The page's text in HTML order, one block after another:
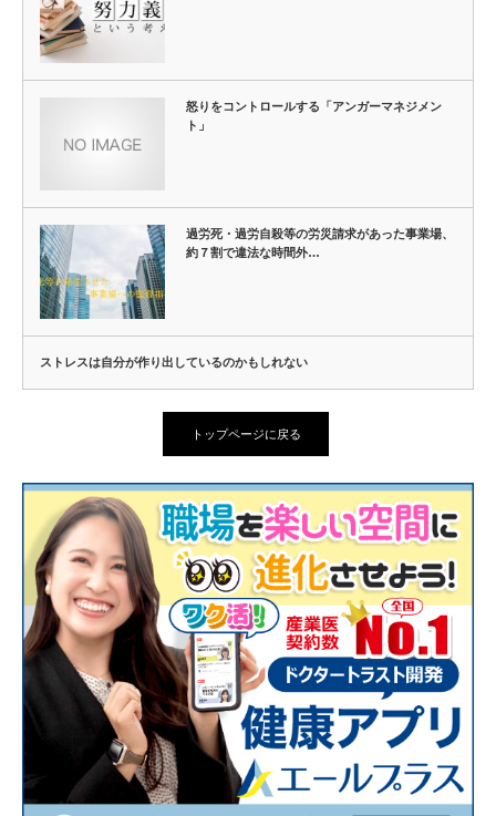
怒りをコントロールする「アンガーマネジメン
ト」
過労死・過労自殺等の労災請求があった事業場、
約７割で違法な時間外…
ストレスは自分が作り出しているのかもしれない
トップページに戻る